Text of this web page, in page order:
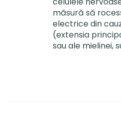
măsură să
electrice din
(extensia
sau ale mielinei,